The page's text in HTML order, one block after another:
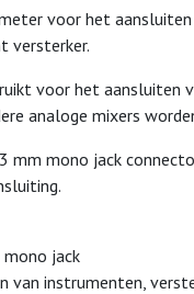
voor het
versterker.
voor het aansluiten
analoge mixers
mm mono jack
jack
van instrumenten,